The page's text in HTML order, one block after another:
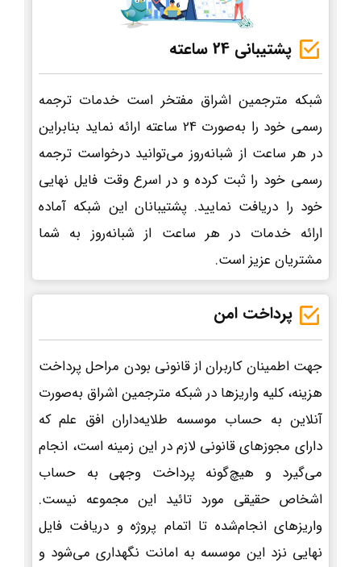
پشتیبانی 24 ساعته
شبکه مترجمین اشراق مفتخر است خدمات ترجمه
رسمی خود را به‌صورت 24 ساعته ارائه نماید بنابراین
در هر ساعت از شبانه‌روز می‌توانید درخواست ترجمه
رسمی خود را ثبت کرده و در اسرع وقت فایل نهایی
خود را دریافت نمایید. پشتیبانان این شبکه آماده
ارائه خدمات در هر ساعت از شبانه‌روز به شما
مشتریان عزیز است.
پرداخت امن
جهت اطمینان کاربران از قانونی بودن مراحل پرداخت
هزینه، کلیه واریزها در شبکه مترجمین اشراق به‌صورت
آنلاین به حساب موسسه طلایه‌داران افق علم که
دارای مجوزهای قانونی لازم در این زمینه است، انجام
می‌گیرد و هیچ‌گونه پرداخت وجهی به حساب
اشخاص حقیقی مورد تائید این مجموعه نیست.
واریزهای انجام‌شده تا اتمام پروژه و دریافت فایل
نهایی نزد این موسسه به امانت نگهداری می‌شود و